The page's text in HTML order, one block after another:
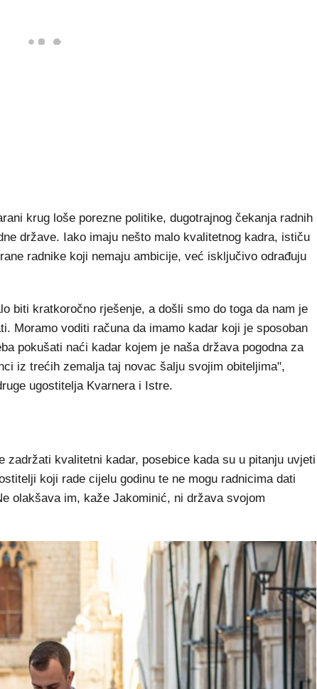
krug loše porezne politike, dugotrajnog čekanja radnih
države. Iako imaju nešto malo kvalitetnog kadra, ističu
radnike koji nemaju ambicije, već isključivo odrađuju
biti kratkoročno rješenje, a došli smo do toga da nam je
Moramo voditi računa da imamo kadar koji je sposoban
pokušati naći kadar kojem je naša država pogodna za
iz trećih zemalja taj novac šalju svojim obiteljima",
ugostitelja Kvarnera i Istre.
zadržati kvalitetni kadar, posebice kada su u pitanju uvjeti
koji rade cijelu godinu te ne mogu radnicima dati
olakšava im, kaže Jakominić, ni država svojom